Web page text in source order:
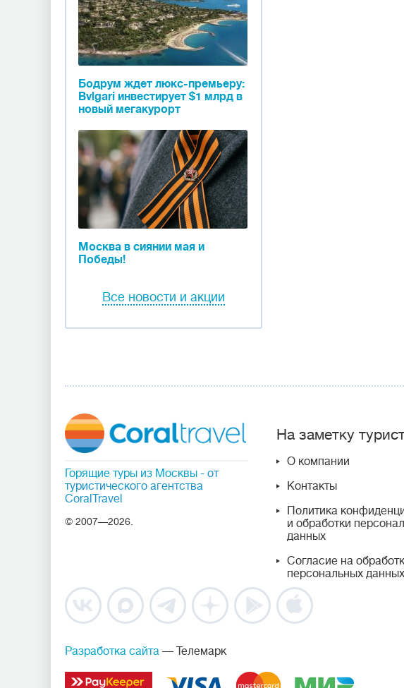
Бодрум ждет люкс-премьеру:
Bvlgari инвестирует $1 млрд в
новый мегакурорт
Москва в сиянии мая и
Победы!
Все новости и акции
Горящие туры из Москвы - от
туристического агентства
CoralTravel
© 2007—2026.
На заметку
О компании
Контакты
Политика
и обработки
данных
Согласие на
персональных данных
Разработка сайта — Телемарк